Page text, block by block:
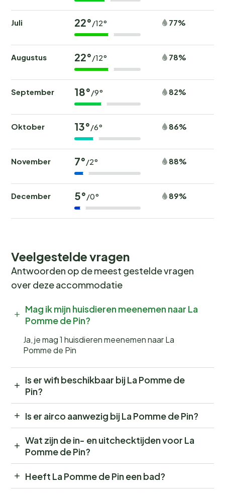
Juli 22° /12° 77%
Augustus 22° /12° 78%
September 18° /9° 82%
Oktober 13° /6° 86%
November 7° /2° 88%
December 5° /0° 89%
Veelgestelde vragen
Antwoorden op de meest gestelde vragen
over deze accommodatie
Mag ik mijn huisdieren meenemen naar La
Pomme de Pin?
Ja, je mag 1 huisdieren meenemen naar La
Pomme de Pin
Is er wifi beschikbaar bij La Pomme de
Pin?
Is er airco aanwezig bij La Pomme de Pin?
Wat zijn de in- en uitchecktijden voor La
Pomme de Pin?
Heeft La Pomme de Pin een bad?